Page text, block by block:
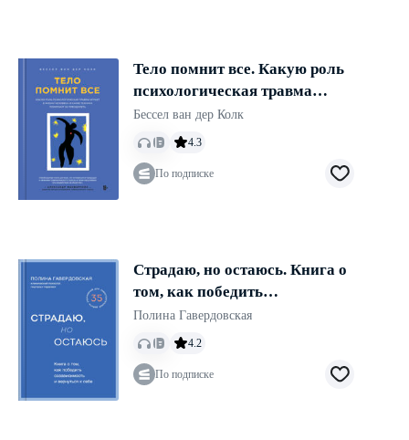
Тело помнит все. Какую роль
психологическая травма
играет в жизни человека и
какие техники помогают ее
Бессел ван дер Колк
4.3
По подписке
Страдаю, но остаюсь. Книга о
том, как победить
созависимость и вернуться к
себе
Полина Гавердовская
4.2
По подписке